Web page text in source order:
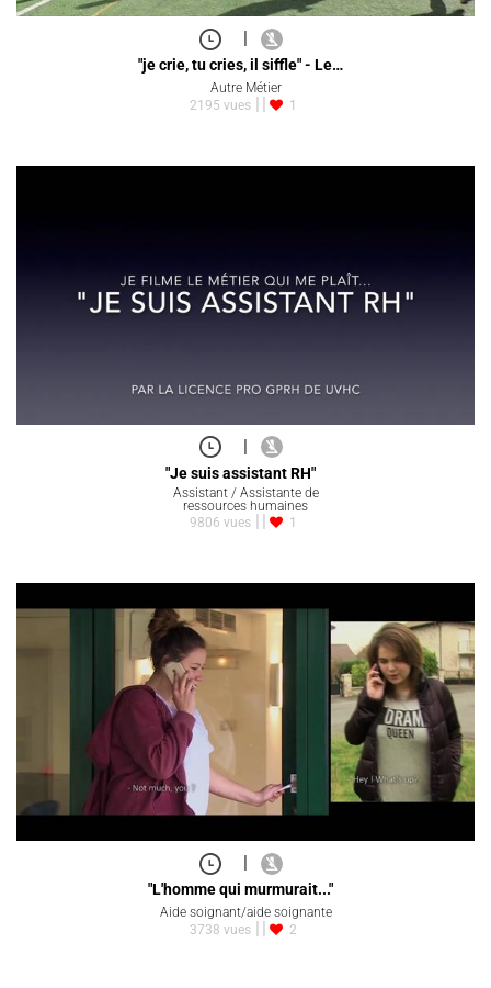
|
"je crie, tu cries, il siffle" - Le…
Autre Métier
2195 vues
1
|
"Je suis assistant RH"
Assistant / Assistante de
ressources humaines
9806 vues
1
|
"L'homme qui murmurait..."
Aide soignant/aide soignante
3738 vues
2